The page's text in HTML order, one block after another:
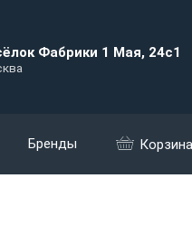
Фабрики 1 Мая, 24с1
Бренды Корзина